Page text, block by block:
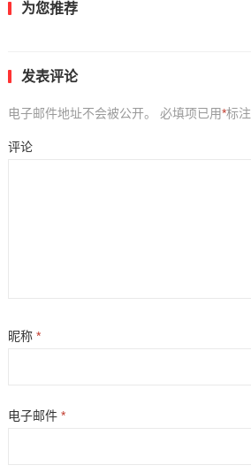
为您推荐
发表评论
电子邮件地址不会被公开。 必填项已用*标注
评论
昵称 *
电子邮件 *